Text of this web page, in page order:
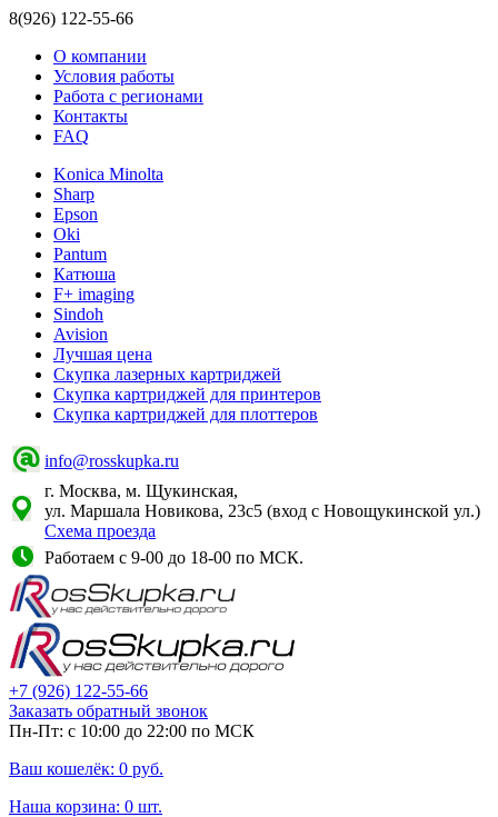
8(926) 122-55-66
О компании
Условия работы
Работа с регионами
Контакты
FAQ
Konica Minolta
Sharp
Epson
Oki
Pantum
Катюша
F+ imaging
Sindoh
Avision
Лучшая цена
Скупка лазерных картриджей
Скупка картриджей для принтеров
Скупка картриджей для плоттеров
info@rosskupka.ru
г. Москва, м. Щукинская,
ул. Маршала Новикова, 23с5 (вход с Новощукинской ул.)
Схема проезда
Работаем с 9-00 до 18-00 по МСК.
+7 (926) 122-55-66
Заказать обратный звонок
Пн-Пт: с 10:00 до 22:00 по МСК
Ваш кошелёк: 0 руб.
Наша корзина: 0 шт.